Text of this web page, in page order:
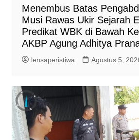
Menembus Batas
Musi Rawas Ukir Sejarah
Predikat WBK di Bawah
AKBP Agung Adhitya
lensaperistiwa Agustus 5,